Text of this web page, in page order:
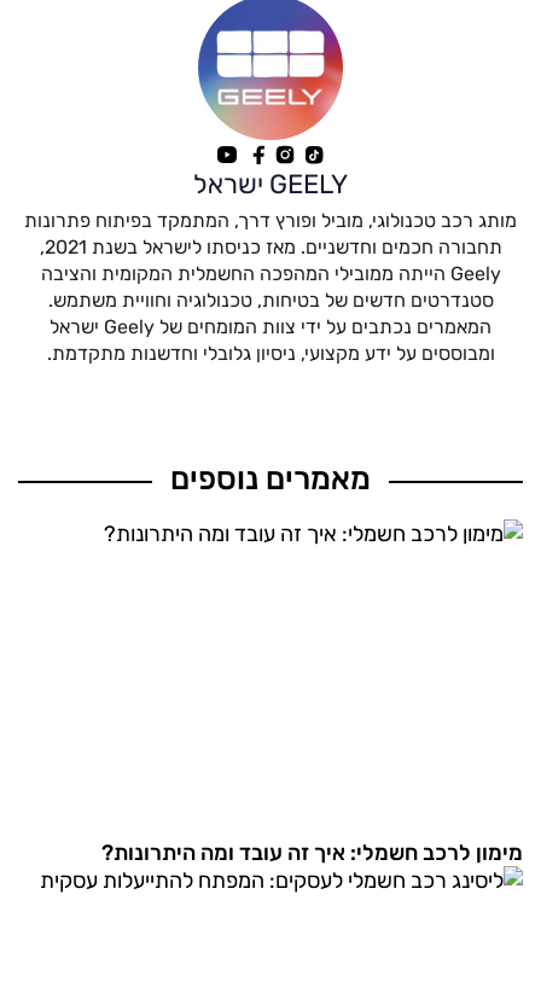
GEELY ישראל
מותג רכב טכנולוגי, מוביל ופורץ דרך, המתמקד בפיתוח פתרונות
תחבורה חכמים וחדשניים. מאז כניסתו לישראל בשנת 2021,
Geely הייתה ממובילי המהפכה החשמלית המקומית והציבה
סטנדרטים חדשים של בטיחות, טכנולוגיה וחוויית משתמש.
המאמרים נכתבים על ידי צוות המומחים של Geely ישראל
ומבוססים על ידע מקצועי, ניסיון גלובלי וחדשנות מתקדמת.
מאמרים נוספים
מימון לרכב חשמלי: איך זה עובד ומה היתרונות?